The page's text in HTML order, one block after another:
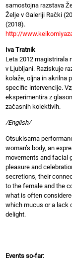
samostojna razstava
Želje v Galeriji Rački
(2018).
http://
Iva Tratnik
Leta 2012 magistrirala
v Ljubljani. Raziskuje
kolaže, oljna in akrilna
specific intervencije.
eksperimentira z
začasnih kolektivih.
/English/
Otsukisama
woman’s body, an
movements and facial
pleasure and
secretions, their
to the female and the
what is often
which mucus or a lack
delight.
Events so-far: